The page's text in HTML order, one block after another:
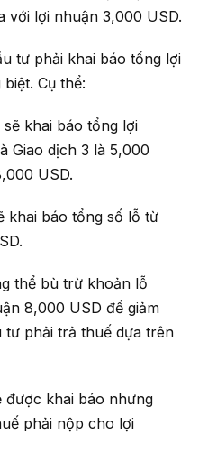
với lợi nhuận 3,000 USD.
tư phải khai báo tổng lợi
Cụ thể:
khai báo tổng lợi
Giao dịch 3 là 5,000
USD.
khai báo tổng số lỗ từ
thể bù trừ khoản lỗ
8,000 USD để giảm
phải trả thuế dựa trên
được khai báo nhưng
phải nộp cho lợi